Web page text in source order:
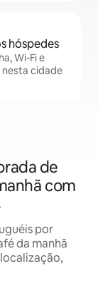
hóspedes
Wi-Fi e
nesta cidade
de
com
por
da manhã